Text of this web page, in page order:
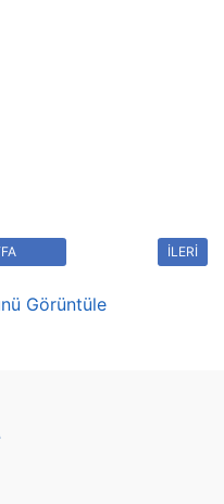
İLERİ
Görüntüle